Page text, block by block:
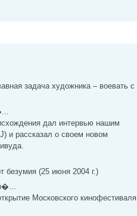
задача художника – воевать с
дал интервью нашим
и рассказал о своем новом
безумия (25 июня 2004 г.)
Московского кинофестиваля